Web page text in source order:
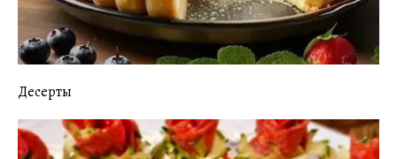
Десерты